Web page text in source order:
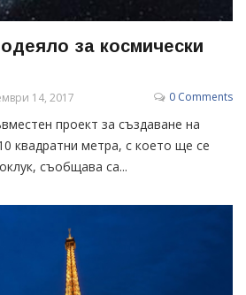
за космически
14, 2017 0 Comments
проект за създаване на
квадратни метра, с което ще се
съобщава са...